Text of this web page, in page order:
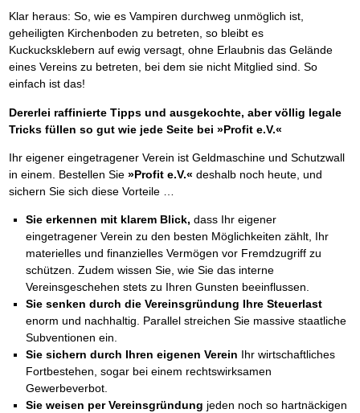
Klar heraus: So, wie es Vampiren durchweg unmöglich ist,
geheiligten Kirchenboden zu betreten, so bleibt es
Kuckucksklebern auf ewig versagt, ohne Erlaubnis das Gelände
eines Vereins zu betreten, bei dem sie nicht Mitglied sind. So
einfach ist das!
Dererlei raffinierte Tipps und ausgekochte, aber völlig legale
Tricks füllen so gut wie jede Seite bei »Profit e.V.«
Ihr eigener eingetragener Verein ist Geldmaschine und Schutzwall
in einem. Bestellen Sie »Profit e.V.« deshalb noch heute, und
sichern Sie sich diese Vorteile …
Sie erkennen mit klarem Blick, dass Ihr eigener
eingetragener Verein zu den besten Möglichkeiten zählt, Ihr
materielles und finanzielles Vermögen vor Fremdzugriff zu
schützen. Zudem wissen Sie, wie Sie das interne
Vereinsgeschehen stets zu Ihren Gunsten beeinflussen.
Sie senken durch die Vereinsgründung Ihre Steuerlast
enorm und nachhaltig. Parallel streichen Sie massive staatliche
Subventionen ein.
Sie sichern durch Ihren eigenen Verein Ihr wirtschaftliches
Fortbestehen, sogar bei einem rechtswirksamen
Gewerbeverbot.
Sie weisen per Vereinsgründung jeden noch so hartnäckigen